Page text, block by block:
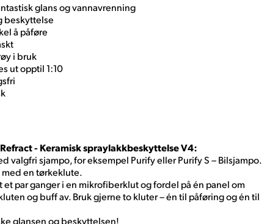
glans og vannavrenning
beskyttelse
å påføre
i bruk
ut opptil 1:10
- Keramisk spraylakkbeskyttelse V4:
valgfri sjampo, for eksempel Purify eller Purify S – Bilsjampo.
med en tørkeklute.
et par ganger i en mikrofiberklut og fordel på én panel om
og buff av. Bruk gjerne to kluter – én til påføring og én til
glansen og beskyttelsen!